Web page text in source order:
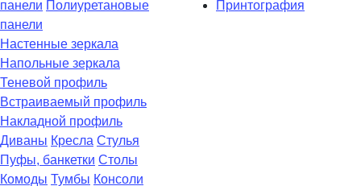
панели Полиуретановые
панели
Принтография
Настенные зеркала
Напольные зеркала
Теневой профиль
Встраиваемый профиль
Накладной профиль
Диваны Кресла Стулья
Пуфы, банкетки Столы
Комоды Тумбы Консоли